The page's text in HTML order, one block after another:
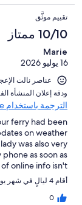
تقييم موثَّق
10/10 ممتاز
Marie
16 يوليو 2026
و⁦دقة إعلان المنشأة الفندقية⁩
الترجمة باستخدام Google
ferry had been
on weather
was also very
as soon as
online info isn't
on the island as
the host
Flat is a granny
أقام 4 ليالٍ في شهر يوليو عام 2026
0